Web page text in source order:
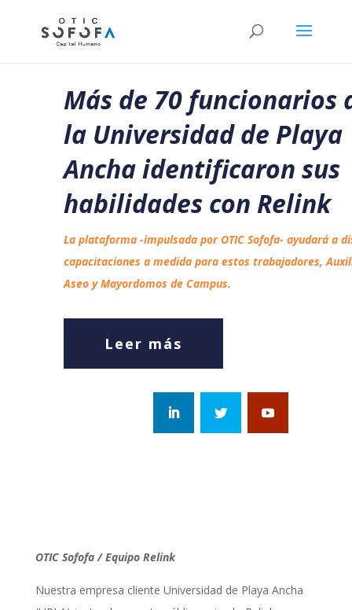
Más de 70 funcionarios
la Universidad de Playa
Ancha identificaron sus
habilidades con Relink
La plataforma -impulsada por OTIC Sofofa- ayudará a
capacitaciones a medida para estos trabajadores,
Aseo y Mayordomos de Campus.
Leer más
OTIC Sofofa / Equipo Relink
Nuestra empresa cliente Universidad de Playa Ancha